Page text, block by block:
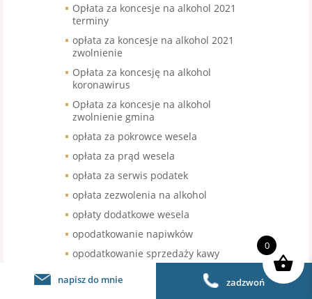
Opłata za koncesje na alkohol 2021
terminy
opłata za koncesje na alkohol 2021
zwolnienie
Opłata za koncesję na alkohol
koronawirus
Opłata za koncesje na alkohol
zwolnienie gmina
opłata za pokrowce wesela
opłata za prąd wesela
opłata za serwis podatek
opłata zezwolenia na alkohol
opłaty dodatkowe wesela
opodatkowanie napiwków
opodatkowanie sprzedaży kawy
organizacja pracy w gastronomii
organizacja pracy w restauracji
napisz do mnie zadzwoń
0